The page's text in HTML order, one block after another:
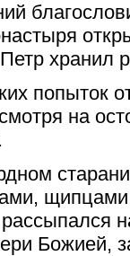
хранил
попыток
на
щипцами